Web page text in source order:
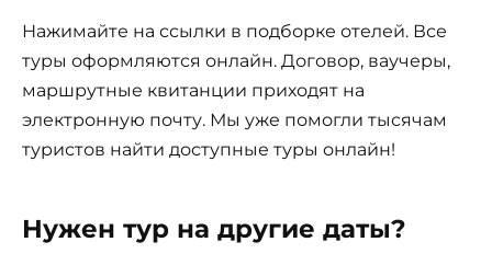
Нажимайте на ссылки в подборке отелей. Все
туры оформляются онлайн. Договор, ваучеры,
маршрутные квитанции приходят на
электронную почту. Мы уже помогли тысячам
туристов найти доступные туры онлайн!
Нужен тур на другие даты?